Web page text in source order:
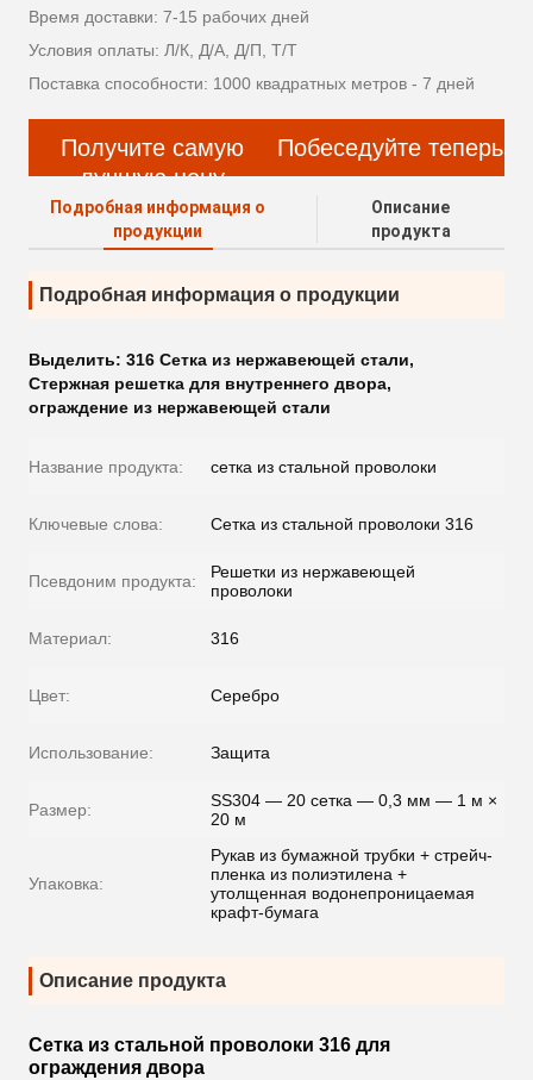
Время доставки: 7-15 рабочих дней
Условия оплаты: Л/К, Д/А, Д/П, Т/Т
Поставка способности: 1000 квадратных метров - 7 дней
Получите самую
лучшую цену
Побеседуйте теперь
Подробная информация о
продукции
Описание
продукта
Подробная информация о продукции
Выделить: 316 Сетка из нержавеющей стали,
Стержная решетка для внутреннего двора,
ограждение из нержавеющей стали
Название продукта: сетка из стальной проволоки
Ключевые слова: Сетка из стальной проволоки 316
Псевдоним продукта:
Решетки из нержавеющей
проволоки
Материал: 316
Цвет: Серебро
Использование: Защита
Размер:
SS304 — 20 сетка — 0,3 мм — 1 м ×
20 м
Упаковка:
Рукав из бумажной трубки + стрейч-
пленка из полиэтилена +
утолщенная водонепроницаемая
крафт-бумага
Описание продукта
Сетка из стальной проволоки 316 для
ограждения двора